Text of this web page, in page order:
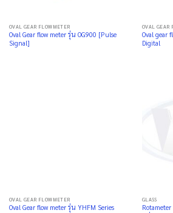
OVAL GEAR FLOWMETER
Oval Gear flow meter รุ่น OG900 [Pulse
Signal]
OVAL GEAR
Oval gear
Digital
OVAL GEAR FLOWMETER
Oval Gear flow meter รุ่น YHFM Series
GLASS